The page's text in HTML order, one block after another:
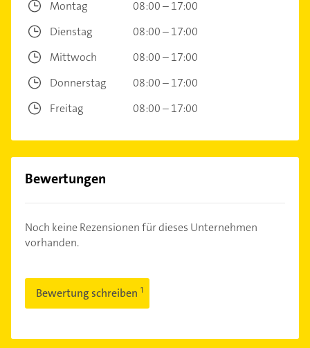
Montag
08:00 – 17:00
Dienstag
08:00 – 17:00
Mittwoch
08:00 – 17:00
Donnerstag
08:00 – 17:00
Freitag
08:00 – 17:00
Bewertungen
Noch keine Rezensionen für dieses Unternehmen
vorhanden.
Bewertung schreiben